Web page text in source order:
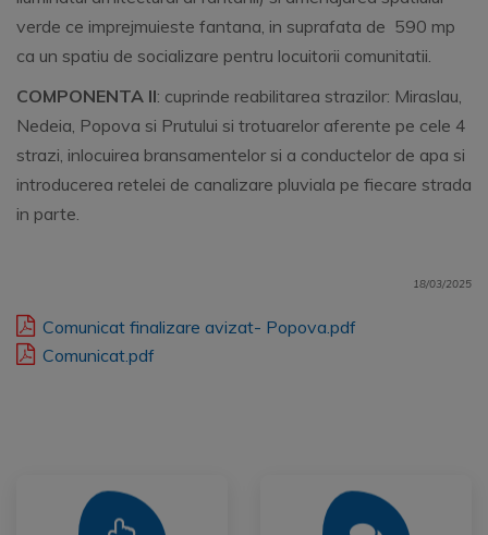
verde ce imprejmuieste fantana, in suprafata de 590 mp
ca un spatiu de socializare pentru locuitorii comunitatii.
COMPONENTA II: cuprinde reabilitarea strazilor: Miraslau,
Nedeia, Popova si Prutului si trotuarelor aferente pe cele 4
strazi, inlocuirea bransamentelor si a conductelor de apa si
introducerea retelei de canalizare pluviala pe fiecare strada
in parte.
18/03/2025
Comunicat finalizare avizat- Popova.pdf
Comunicat.pdf